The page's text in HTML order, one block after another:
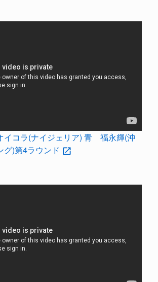
コラ(ナイジェリア) 青 福永輝(沖
グ)第4ラウンド